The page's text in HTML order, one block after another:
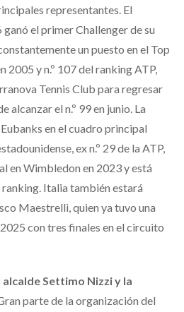
representantes. El
el primer Challenger de su
un puesto en el Top
2005 y n.º 107 del ranking ATP,
Tennis Club para regresar
alcanzar el n.º 99 en junio. La
en el cuadro principal
ex n.º 29 de la ATP,
en Wimbledon en 2023 y está
Italia también estará
Maestrelli, quien ya tuvo una
con tres finales en el circuito
Settimo Nizzi y la
parte de la organización del